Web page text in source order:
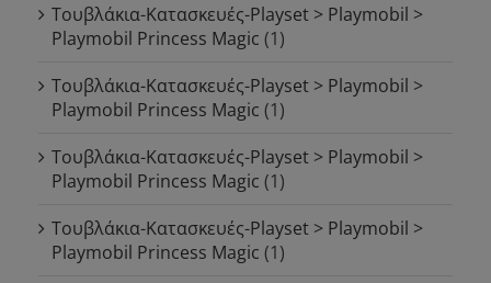
Τουβλάκια-Κατασκευές-Playset > Playmobil >
Playmobil Princess Magic (1)
Τουβλάκια-Κατασκευές-Playset > Playmobil >
Playmobil Princess Magic (1)
Τουβλάκια-Κατασκευές-Playset > Playmobil >
Playmobil Princess Magic (1)
Τουβλάκια-Κατασκευές-Playset > Playmobil >
Playmobil Princess Magic (1)